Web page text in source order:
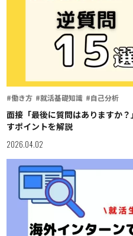
#働き方 #就活基礎知識 #自己分析
面接「最後に質問はありますか
すポイントを解説
2026.04.02